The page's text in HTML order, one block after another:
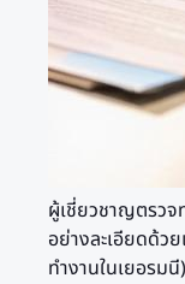
ผู้เชี่ยวชาญตรวจ
อย่างละเอียดด้
ทำงานในเยอรมนี)